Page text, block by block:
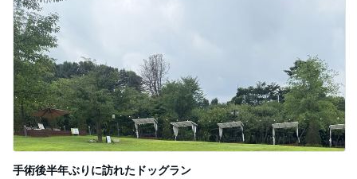
手術後半年ぶりに訪れたドッグラン